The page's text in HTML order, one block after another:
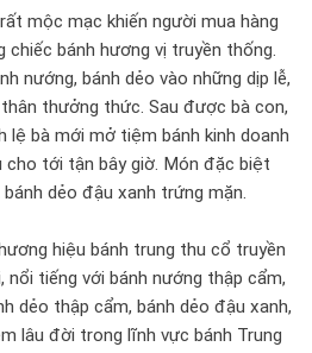
mộc mạc khiến người mua hàng
bánh hương vị truyền thống.
nướng, bánh dẻo vào những dịp lễ,
thưởng thức. Sau được bà con,
lệ bà mới mở tiệm bánh kinh doanh
cho tới tận bây giờ. Món đặc biệt
dẻo đậu xanh trứng mặn.
hiệu bánh trung thu cổ truyền
nổi tiếng với bánh nướng thập cẩm,
dẻo thập cẩm, bánh dẻo đậu xanh,
lâu đời trong lĩnh vực bánh Trung